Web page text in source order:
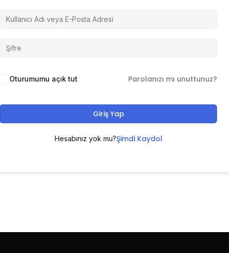
Oturumumu açık tut Parolanızı mı unuttunuz?
Giriş Yap
Hesabınız yok mu?Şimdi Kaydol